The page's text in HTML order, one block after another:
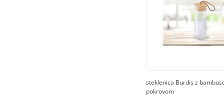
steklenica Burdis z
pokrovom